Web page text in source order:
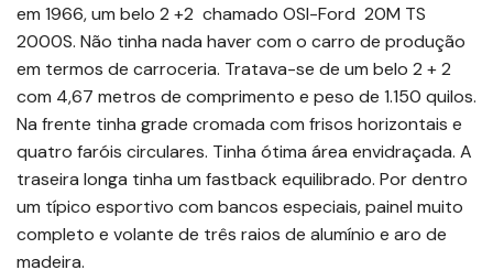
em 1966, um belo 2 +2 chamado OSI-Ford 20M TS
2000S. Não tinha nada haver com o carro de produção
em termos de carroceria. Tratava-se de um belo 2 + 2
com 4,67 metros de comprimento e peso de 1.150 quilos.
Na frente tinha grade cromada com frisos horizontais e
quatro faróis circulares. Tinha ótima área envidraçada. A
traseira longa tinha um fastback equilibrado. Por dentro
um típico esportivo com bancos especiais, painel muito
completo e volante de três raios de alumínio e aro de
madeira.